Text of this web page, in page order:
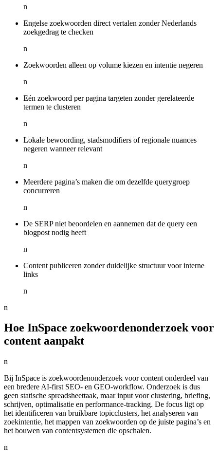
n
Engelse zoekwoorden direct vertalen zonder Nederlands
zoekgedrag te checken
n
Zoekwoorden alleen op volume kiezen en intentie negeren
n
Eén zoekwoord per pagina targeten zonder gerelateerde
termen te clusteren
n
Lokale bewoording, stadsmodifiers of regionale nuances
negeren wanneer relevant
n
Meerdere pagina’s maken die om dezelfde querygroep
concurreren
n
De SERP niet beoordelen en aannemen dat de query een
blogpost nodig heeft
n
Content publiceren zonder duidelijke structuur voor interne
links
n
n
Hoe InSpace zoekwoordenonderzoek voor
content aanpakt
n
Bij InSpace is zoekwoordenonderzoek voor content onderdeel van
een bredere AI-first SEO- en GEO-workflow. Onderzoek is dus
geen statische spreadsheettaak, maar input voor clustering, briefing,
schrijven, optimalisatie en performance-tracking. De focus ligt op
het identificeren van bruikbare topicclusters, het analyseren van
zoekintentie, het mappen van zoekwoorden op de juiste pagina’s en
het bouwen van contentsystemen die opschalen.
n